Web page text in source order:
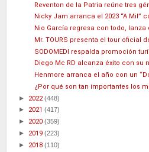
Reventon de la Patria reúne tres
Nicky Jam arranca el 2023 “A Mil”
Nio García regresa con todo, lanza
Mr. TOURS presenta el tour oficial
SODOMEDI respalda promoción
Diego Mc RD alcanza éxito con su
Henmore arranca el año con un
¿Por qué son tan importantes los
► 2022(448)
► 2021 (417)
► 2020 (359)
► 2019 (223)
► 2018 (110)